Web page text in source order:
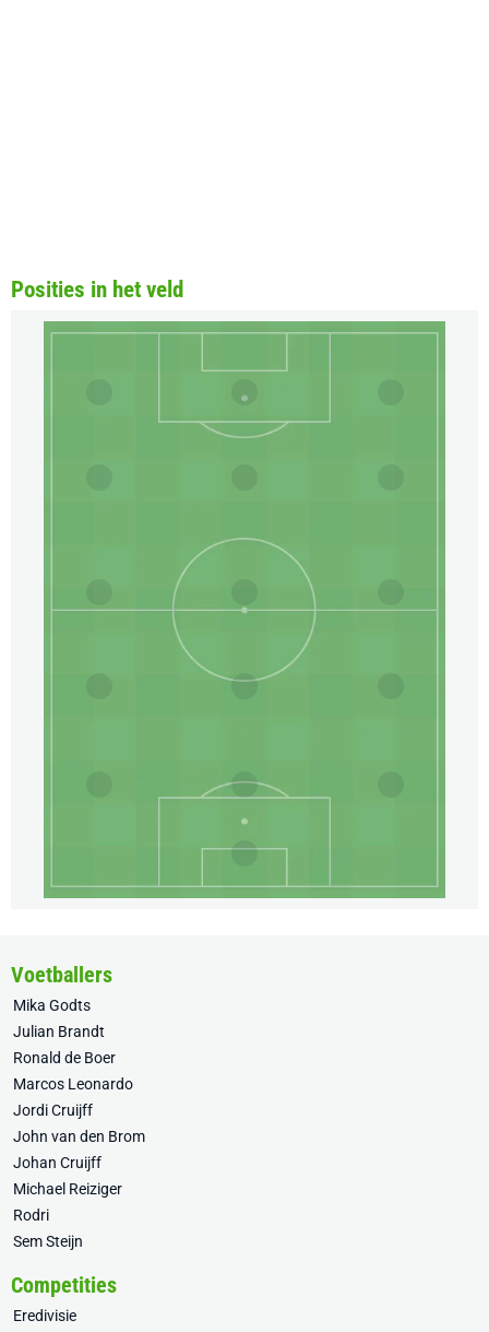
Posities in het veld
Voetballers
Mika Godts
Julian Brandt
Ronald de Boer
Marcos Leonardo
Jordi Cruijff
John van den Brom
Johan Cruijff
Michael Reiziger
Rodri
Sem Steijn
Competities
Eredivisie